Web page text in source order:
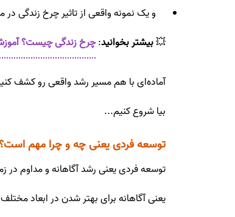
و یک نمونه واقعی از تاثیر چرخ زندگی در
💥بیشتر بخوانید:چرخ زندگی چیست؟
آماده‌ای با هم مسیر رشد واقعی رو کشف
بیا شروع کنیم...
توسعه فردی یعنی چه و چرا مهم است؟
توسعه فردی یعنی رشد آگاهانه و مداوم
یعنی آگاهانه برای بهتر شدن در ابعاد